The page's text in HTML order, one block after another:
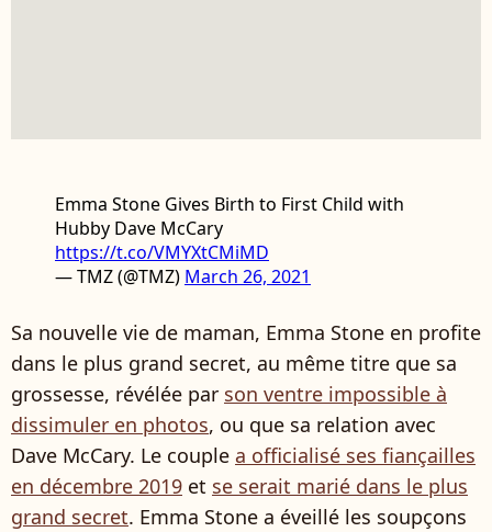
Emma Stone Gives Birth to First Child with
Hubby Dave McCary
https://t.co/VMYXtCMiMD
— TMZ (@TMZ) March 26, 2021
Sa nouvelle vie de maman, Emma Stone en profite
dans le plus grand secret, au même titre que sa
grossesse, révélée par son ventre impossible à
dissimuler en photos, ou que sa relation avec
Dave McCary. Le couple a officialisé ses fiançailles
en décembre 2019 et se serait marié dans le plus
grand secret. Emma Stone a éveillé les soupçons